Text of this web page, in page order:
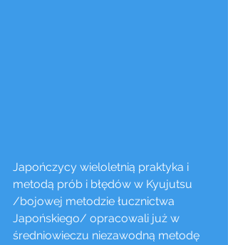
Japończycy wieloletnią praktyka i
metodą prób i błędów w Kyujutsu
/bojowej metodzie łucznictwa
Japońskiego/ opracowali już w
średniowieczu niezawodną metodę